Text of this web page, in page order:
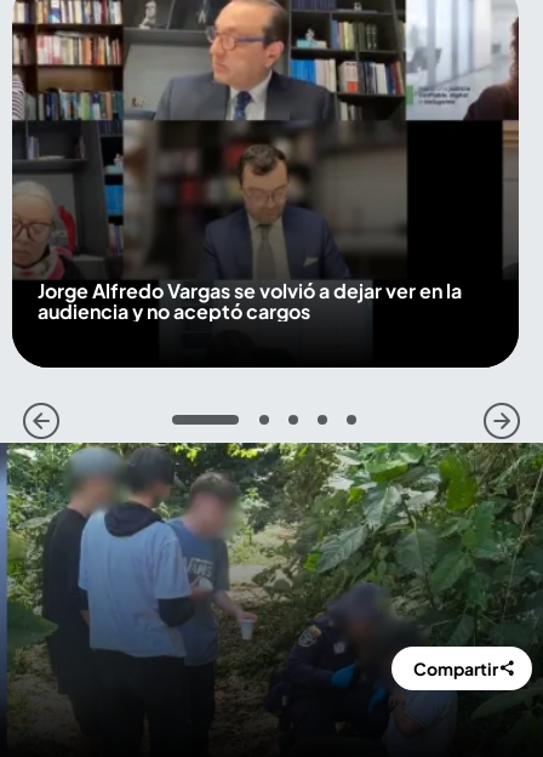
Jorge Alfredo Vargas se volvió a dejar ver en la
audiencia y no aceptó cargos
1 2 3 4 5
Compartir